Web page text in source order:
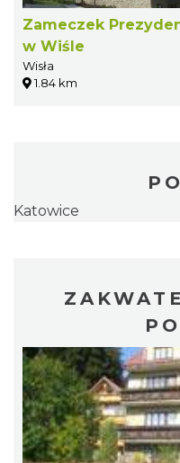
Zameczek
w Wiśle
Wisła
1.84 km
Katowice